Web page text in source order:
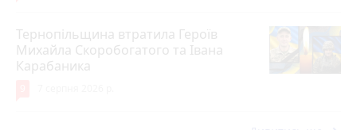
Тернопільщина втратила Героїв
Михайла Скоробогатого та Івана
Карабаника